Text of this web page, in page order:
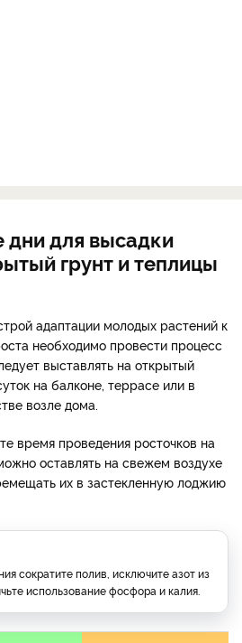
дни для высадки
грунт и теплицы
адаптации молодых растений к
необходимо провести процесс
выставлять на открытый
на балконе, террасе или в
возле дома.
время проведения росточков на
оставлять на свежем воздухе
их в застекленную лоджию
сократите полив, исключите азот из
использование фосфора и калия.